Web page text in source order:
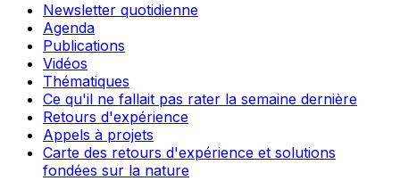
Newsletter quotidienne
Agenda
Publications
Vidéos
Thématiques
Ce qu'il ne fallait pas rater la semaine dernière
Retours d'expérience
Appels à projets
Carte des retours d'expérience et solutions
fondées sur la nature